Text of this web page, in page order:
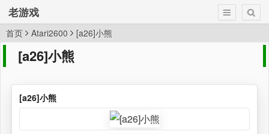
老游戏
首页 Atari2600 [a26]小熊
[a26]小熊
[a26]小熊